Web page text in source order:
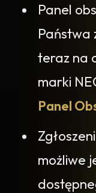
Panel
Państwa
teraz na
marki
Panel
możliwe